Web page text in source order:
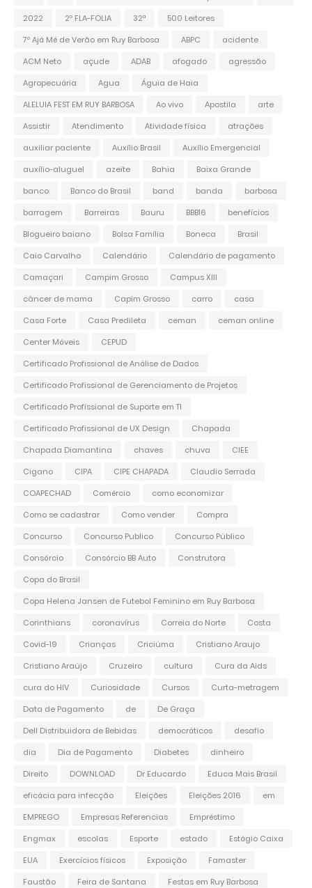
2022
2º FLA-FOLIA 32ª
500 Leitores
7º Ajá Mé de Verão em Ruy Barbosa
ABPC
acidente
ACM Neto
açude ADAB afogado
agressão
Agropecuária
Agua
Águia de Haia
ALELUIA FEST EM RUY BARBOSA
Ao vivo Apostila
arte
Assistir
Atendimento Atividade física
atrações
auxiliar paciente
Auxílio Brasil
Auxílio Emergencial
auxílio-aluguel
azeite Bahia
Baixa Grande
banco
Banco do Brasil band banda
barbosa
barragem
Barreiras Bauru BBB16
benefícios
Blogueiro baiano
Bolsa Família Boneca
Brasil
Caio Carvalho
Calendário
Calendário de pagamento
Camaçari
Campim Grosso
Campus XIII
câncer de mama
Capim Grosso carro
casa
Casa Forte
Casa Predileta ceman
ceman online
Center Móveis
CEPUD
Certificado Profissional de Análise de Dados
Certificado Profissional de Gerenciamento de Projetos
Certificado Profissional de Suporte em TI
Certificado Profissional de UX Design
Chapada
Chapada Diamantina
chaves chuva
CIEE
Cigano
CIPA CIPE CHAPADA
Claudio Serrada
COAPECHAD
Comércio
como economizar
Como se cadastrar
Como vender
Compra
Concurso
Concurso Publico
Concurso Público
Consórcio
Consórcio BB Auto
Construtora
Copa do Brasil
Copa Helena Jansen de Futebol Feminino em Ruy Barbosa
Corinthians
coronavírus Correia do Norte
Costa
Covid-19
Crianças Criciúma
Cristiano Araujo
Cristiano Araújo
Cruzeiro cultura
Cura da Aids
cura do HIV
Curiosidade Cursos
Curta-metragem
Data de Pagamento
de
De Graça
Dell Distribuidora de Bebidas
democráticos
desafio
dia
Dia de Pagamento Diabetes
dinheiro
Direito
DOWNLOAD Dr Educardo
Educa Mais Brasil
eficácia para infecção
Eleições Eleições 2016
em
EMPREGO
Empresas Referencias
Empréstimo
Engmax
escolas Esporte estado
Estágio Caixa
EUA
Exercícios físicos Exposição
Famaster
Faustão
Feira de Santana
Festas em Ruy Barbosa